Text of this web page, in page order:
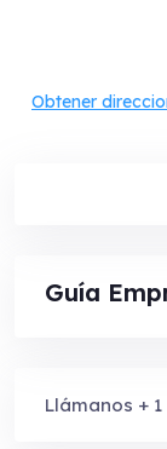
Obtener
Guía
Llámanos +